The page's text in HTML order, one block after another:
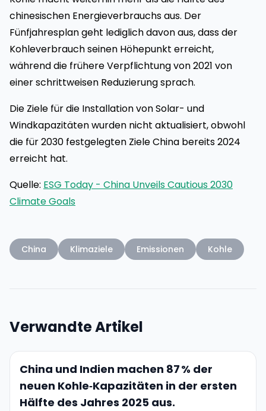
chinesischen Energieverbrauchs aus. Der
Fünfjahresplan geht lediglich davon aus, dass der
Kohleverbrauch seinen Höhepunkt erreicht,
während die frühere Verpflichtung von 2021 von
einer schrittweisen Reduzierung sprach.
Die Ziele für die Installation von Solar- und
Windkapazitäten wurden nicht aktualisiert, obwohl
die für 2030 festgelegten Ziele China bereits 2024
erreicht hat.
Quelle: ESG Today - China Unveils Cautious 2030
Climate Goals
China Klimaziele Emissionen Kohle
Verwandte Artikel
China und Indien machen 87 % der
neuen Kohle‑Kapazitäten in der ersten
Hälfte des Jahres 2025 aus.